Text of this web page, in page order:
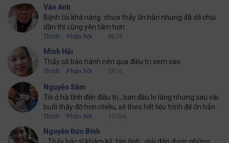
Vân Anh
Bệnh tôi khá nặng .chưa thấy ổn hẳn nhưng đã dễ chịu
dần thì cũng yên tâm hơn
Thích Phản hồi 8674
Minh Hải
Thấy có bảo hành nên qua điều trị xem sao.
Thích Phản hồi 5816
Nguyễn Sâm
Tôi ở hà tĩnh đến điều trị , ban đầu lo lắng nhưng sau vài
buổi thấy đỡ hơn nhiều, sẽ theo hết liệu trình để ổn hẳn
Thích Phản hồi 10164
Nguyễn Đức Bính
- Thấy bác sĩ khám kỹ, tận tình , giải đáp được những